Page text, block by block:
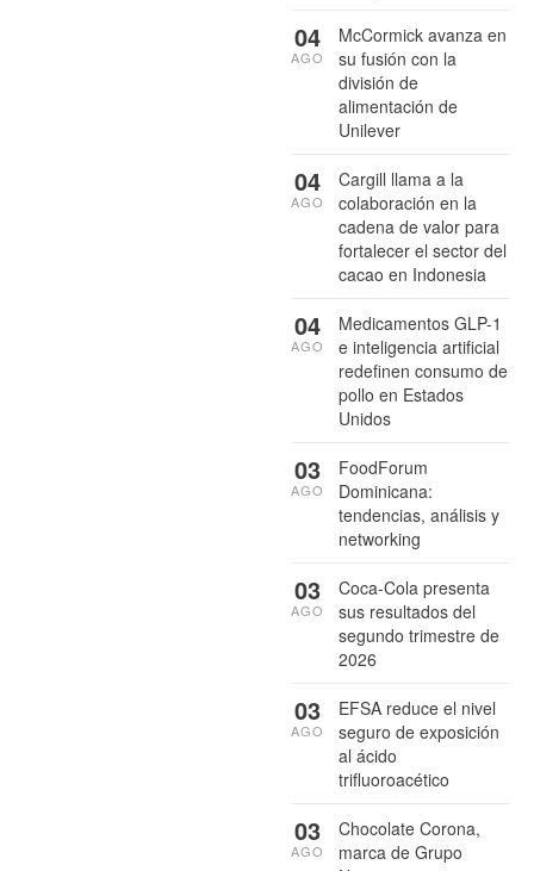
McCormick avanza en
su fusión con la
división de
alimentación de
Unilever
04
AGO
Cargill llama a la
colaboración en la
cadena de valor para
fortalecer el sector del
cacao en Indonesia
04
AGO
Medicamentos GLP-1
e inteligencia artificial
redefinen consumo de
pollo en Estados
Unidos
04
AGO
FoodForum
Dominicana:
tendencias, análisis y
networking
03
AGO
Coca-Cola presenta
sus resultados del
segundo trimestre de
2026
03
AGO
EFSA reduce el nivel
seguro de exposición
al ácido
trifluoroacético
03
AGO
Chocolate Corona,
marca de Grupo
03
AGO